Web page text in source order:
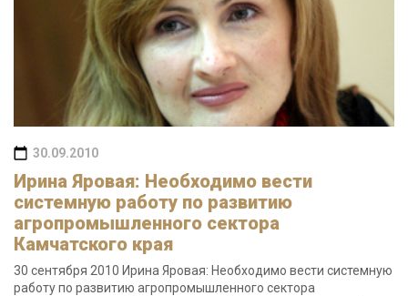
30.09.2010
Ирина Яровая: Необходимо вести
системную работу по развитию
агропромышленного сектора
Камчатского края
30 сентября 2010 Ирина Яровая: Необходимо вести системную
работу по развитию агропромышленного сектора